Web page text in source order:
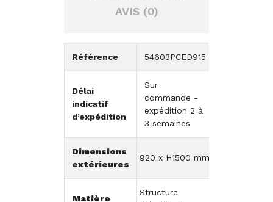
AVIS (0)
Référence 54603PCED915
Délai
indicatif
d’expédition
Sur
commande -
expédition 2 à
3 semaines
Dimensions
extérieures
920 x H1500 mm
Matière
Structure